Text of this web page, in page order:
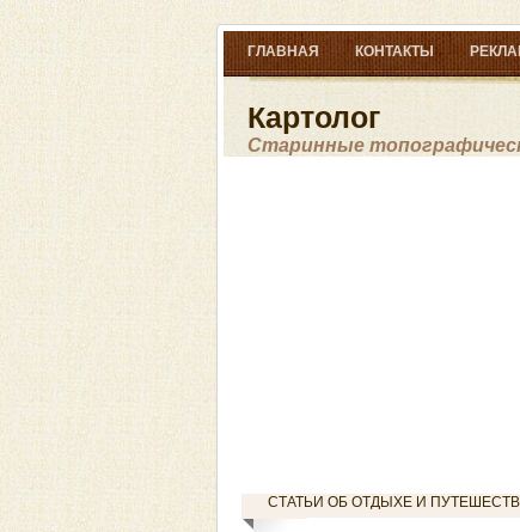
ГЛАВНАЯ КОНТАКТЫ
Картолог
Старинные
СТАТЬИ ОБ ОТДЫХЕ И